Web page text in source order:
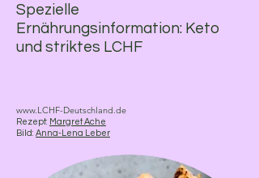
Spezielle
Ernährungsinformation: Keto
und striktes LCHF
www.LCHF-Deutschland.de
Rezept: Margret Ache
Bild: Anna-Lena Leber